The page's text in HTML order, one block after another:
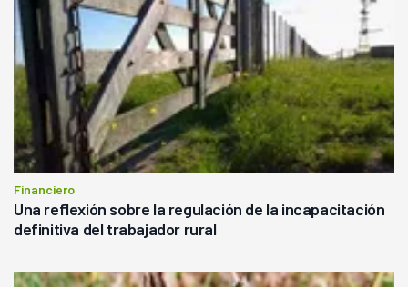
Financiero
Una reflexión sobre la regulación de la incapacitación
definitiva del trabajador rural